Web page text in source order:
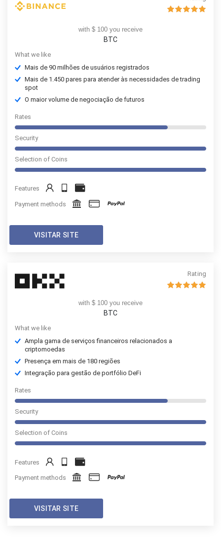
with $ 100 you receive
BTC
What we like
Mais de 90 milhões de usuários registrados
Mais de 1.450 pares para atender às necessidades de trading
spot
O maior volume de negociação de futuros
Rates
Security
Selection of Coins
Features
Payment methods
VISITAR SITE
Rating
with $ 100 you receive
BTC
What we like
Ampla gama de serviços financeiros relacionados a
criptomoedas
Presença em mais de 180 regiões
Integração para gestão de portfólio DeFi
Rates
Security
Selection of Coins
Features
Payment methods
VISITAR SITE